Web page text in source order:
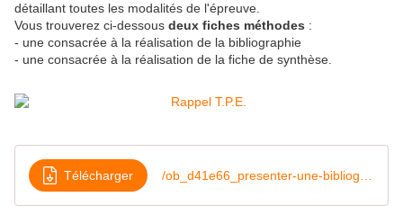
détaillant toutes les modalités de l'épreuve.
Vous trouverez ci-dessous deux fiches méthodes :
- une consacrée à la réalisation de la bibliographie
- une consacrée à la réalisation de la fiche de synthèse.
Télécharger